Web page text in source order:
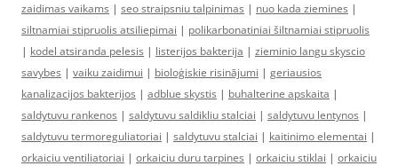
zaidimas vaikams | seo straipsniu talpinimas | nuo kada ziemines |
siltnamiai stipruolis atsiliepimai | polikarbonatiniai šiltnamiai stipruolis
| kodel atsiranda pelesis | listerijos bakterija | zieminio langu skyscio
savybes | vaiku zaidimui | bioloģiskie risinājumi | geriausios
kanalizacijos bakterijos | adblue skystis | buhalterine apskaita |
saldytuvu rankenos | saldytuvu saldikliu stalciai | saldytuvu lentynos |
saldytuvu termoreguliatoriai | saldytuvu stalciai | kaitinimo elementai |
orkaiciu ventiliatoriai | orkaiciu duru tarpines | orkaiciu stiklai | orkaiciu